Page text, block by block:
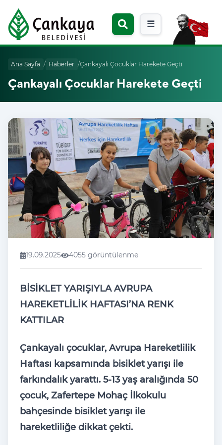
☰
Ana Sayfa / Haberler /Çankayalı Çocuklar Harekete Geçti
Çankayalı Çocuklar Harekete Geçti
19.09.2025 4055 görüntülenme
BİSİKLET YARIŞIYLA AVRUPA
HAREKETLİLİK HAFTASI’NA RENK
KATTILAR
Çankayal ı çocuklar, Avrupa Hareketlilik
Haftası kapsamında bisiklet yarışı ile
farkındalık yarattı. 5-13 yaş aralığında 50
çocuk, Zafertepe Mohaç İlkokulu
bahçesinde bisiklet yarışı ile
hareketliliğe dikkatçekti.